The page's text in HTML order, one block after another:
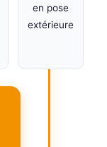
en pose
extérieure